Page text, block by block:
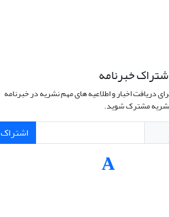
خبرنامه
دریافت اخبار و اطلاعیه های مهم نشریه در خبرنامه
مشترک شوید.
اشتراک